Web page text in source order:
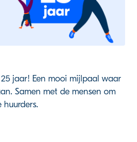
jaar! Een mooi mijlpaal waar
Samen met de mensen om